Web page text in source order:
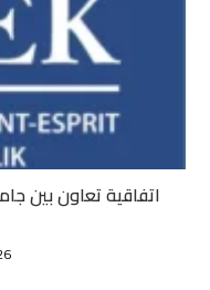
اتفاقية تعاون بين